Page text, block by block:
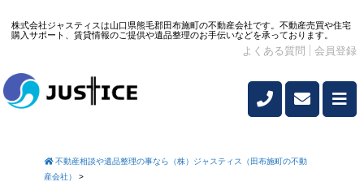
株式会社ジャスティスは山口県熊毛郡田布施町の不動産会社です。不動産売買や住宅
購入サポート、賃貸情報のご提供や遺品整理のお手伝いなどを承っております。
よくある質問 会員登録
不動産相談や遺品整理の事なら（株）ジャスティス（田布施町の不動
産会社）
>